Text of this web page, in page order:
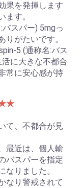
果を発揮します
ます。
スパー) 5mgっ
りがたいです。
5 (通称名:バス
に大きな不都合
常に安心感が持
て、不都合が見
最近は、個人輸
バスパーを指定
りました。
なり警戒されて